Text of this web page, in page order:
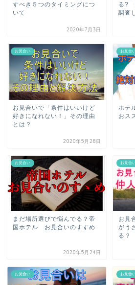
すべき５つのタイミングにつ
いて
2020年7月3日
る?
調査
お見合い
お見合いで「条件はいいけど
好きになれない！」その理由
とは？
2020年5月28日
お見合
ホテ
おス
お見合い
まだ場所選びで悩んでる？帝
国ホテル お見合いのすすめ
2020年5月24日
お見合
お見
がう
る？
お見合い お見合